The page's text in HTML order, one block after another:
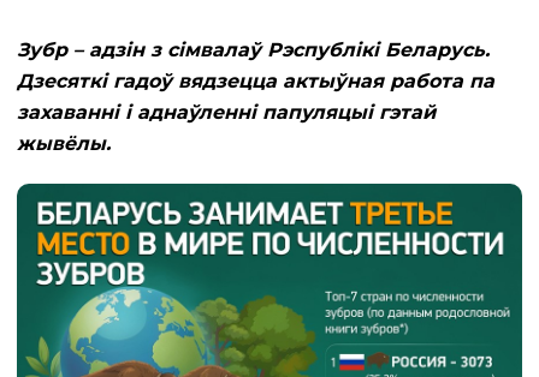
Зубр – адзін з сімвалаў Рэспублікі Беларусь.
Дзесяткі гадоў вядзецца актыўная работа па
захаванні і аднаўленні папуляцыі гэтай
жывёлы.